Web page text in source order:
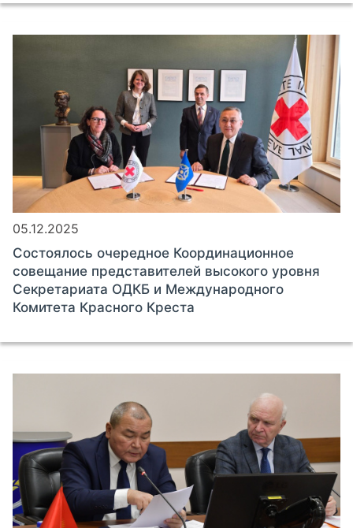
05.12.2025
Состоялось очередное Координационное
совещание представителей высокого уровня
Секретариата ОДКБ и Международного
Комитета Красного Креста